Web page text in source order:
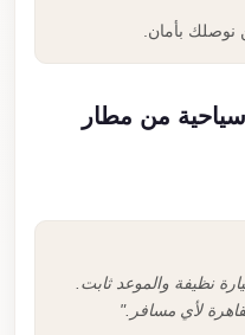
بأمان.
من مطار
نظيفة والموعد ثابت.
لأي مسافر."